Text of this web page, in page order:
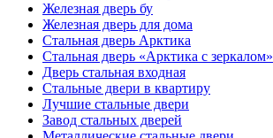
Железная дверь бу
Железная дверь для дома
Стальная дверь Арктика
Стальная дверь «Арктика с зеркалом»
Дверь стальная входная
Стальные двери в квартиру
Лучшие стальные двери
Завод стальных дверей